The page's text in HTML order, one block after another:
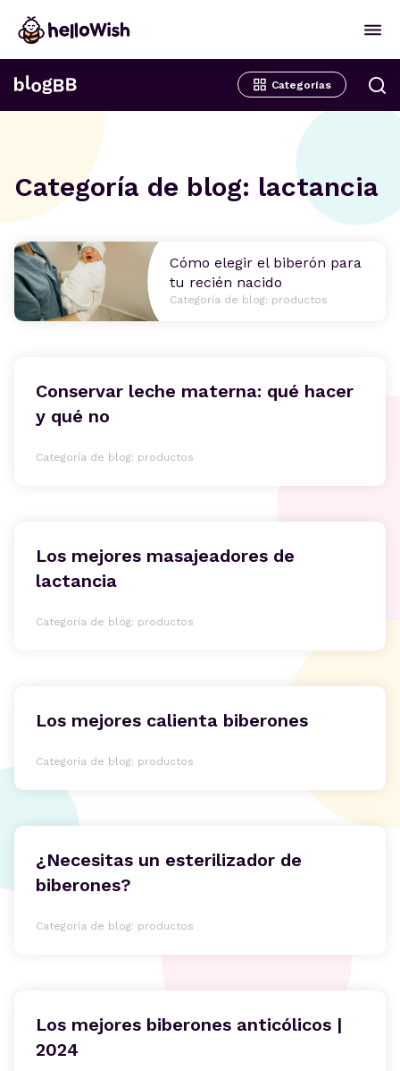
Categorías
Categoría de blog: lactancia
Cómo elegir el biberón para
tu recién nacido
Categoría de blog: productos
Conservar leche materna: qué hacer
y qué no
Categoría de blog: productos
Los mejores masajeadores de
lactancia
Categoría de blog: productos
Los mejores calienta biberones
Categoría de blog: productos
¿Necesitas un esterilizador de
biberones?
Categoría de blog: productos
Los mejores biberones anticólicos |
2024